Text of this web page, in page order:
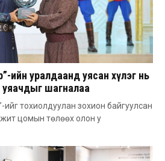
ийн уралдаанд уясан хүлэг нь
шагналаа
тохиолдуулан зохион байгуулсан
цомын төлөөх олон у